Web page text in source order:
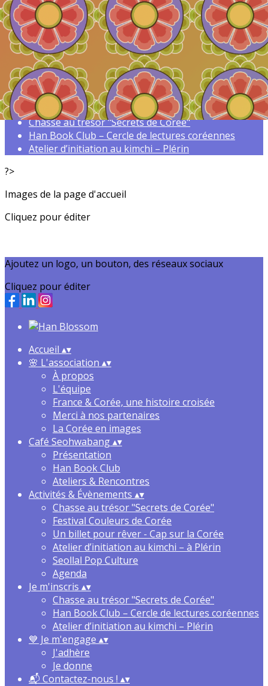
Exporter les lignes sélectionnées
Exporter toutes les colonnes
Exporter uniquement les colonnes affichées
Menu
<
>
Chasse au trésor "Secrets de Corée"
Han Book Club – Cercle de lectures coréennes
Atelier d’initiation au kimchi – Plérin
?>
Images de la page d'accueil
Cliquez pour éditer
Ajoutez un logo, un bouton, des réseaux sociaux
Cliquez pour éditer
Accueil ▴▾
🌸 L'association ▴▾
À propos
L'équipe
France & Corée, une histoire croisée
Merci à nos partenaires
La Corée en images
Café Seohwabang▴▾
Présentation
Han Book Club
Ateliers & Rencontres
Activités & Évènements ▴▾
Chasse au trésor "Secrets de Corée"
Festival Couleurs de Corée
Un billet pour rêver - Cap sur la Corée
Atelier d’initiation au kimchi – à Plérin
Seollal Pop Culture
Agenda
Je m'inscris ▴▾
Chasse au trésor "Secrets de Corée"
Han Book Club – Cercle de lectures coréennes
Atelier d’initiation au kimchi – Plérin
💙 Je m'engage ▴▾
J'adhère
Je donne
📬 Contactez-nous ! ▴▾